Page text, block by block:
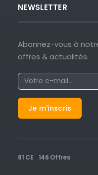
NEWSLETTER
Abonnez-vous à
offres & actualités.
81 CE 146 Offres